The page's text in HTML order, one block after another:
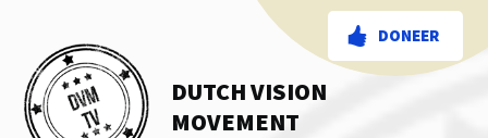
DONEER
DUTCH VISION
MOVEMENT